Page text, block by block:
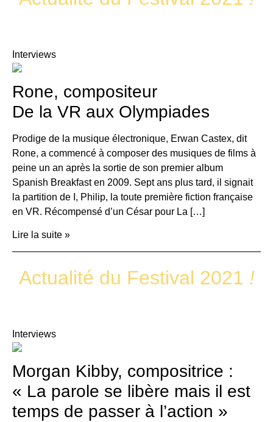
Interviews
Rone, compositeur
De la VR aux Olympiades
Prodige de la musique électronique, Erwan Castex, dit
Rone, a commencé à composer des musiques de films à
peine un an après la sortie de son premier album
Spanish Breakfast en 2009. Sept ans plus tard, il signait
la partition de I, Philip, la toute première fiction française
en VR. Récompensé d’un César pour La […]
Lire la suite »
Actualité du Festival 2021 !
Interviews
Morgan Kibby, compositrice :
« La parole se libère mais il est
temps de passer à l’action »